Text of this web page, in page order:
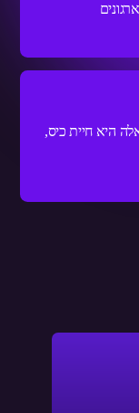
היא חיית כיס,